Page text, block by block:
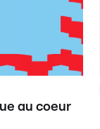
au coeur